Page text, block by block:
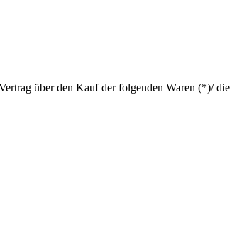
über den Kauf der folgenden Waren (*)/